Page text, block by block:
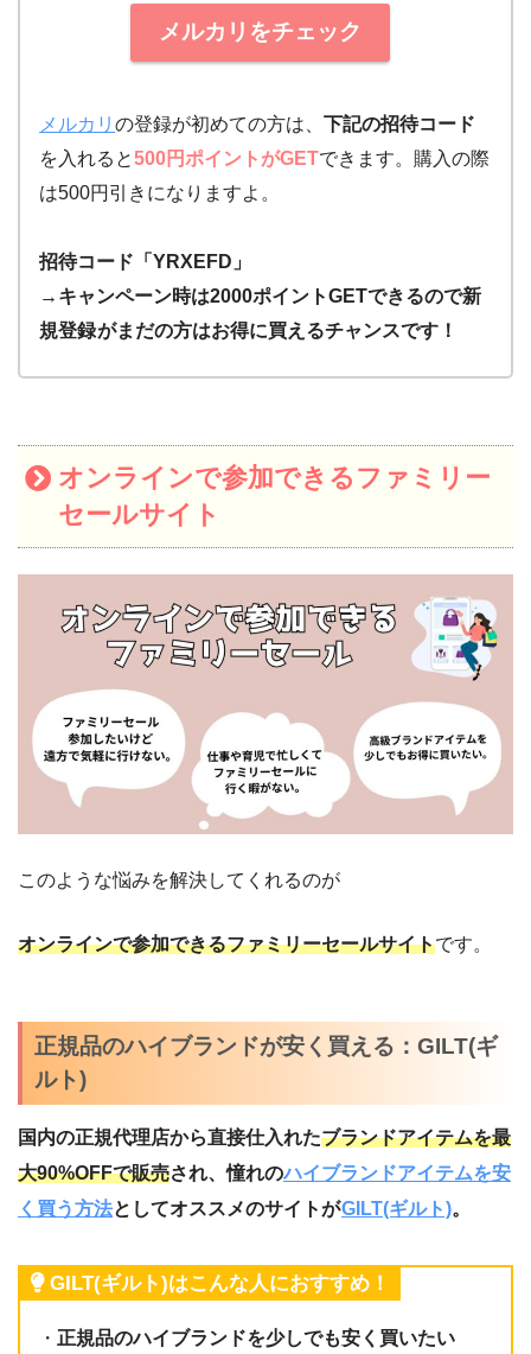
メルカリをチェック
メルカリ の登録が初めての方は、 下記の招待コード
を入れると500円ポイントがGETできます。購入の際
は500円引きになりますよ。
招待コード「YRXEFD」
→キャンペーン時は2000ポイントGETできるので新
規登録がまだの方はお得に買えるチャンスです！
オンラインで参加できるファミリー
セールサイト
このような悩みを解決してくれるのが
オンラインで参加できるファミリーセールサイトです。
正規品のハイブランドが安く買える：GILT(ギ
ルト)
国内の正規代理店から直接仕入れたブランドアイテムを最
大90%OFFで販売され、憧れのハイブランドアイテムを安
く買う方法としてオススメのサイトがGILT(ギルト)。
GILT(ギルト)はこんな人におすすめ！
・ 正規品のハイブランドを少しでも安く買いたい